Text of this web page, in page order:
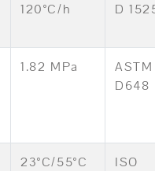
120°C/h
D
1.82 MPa
ASTM
D648
23°C/55°C
ISO